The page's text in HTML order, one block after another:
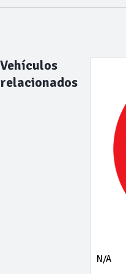
Vehículos
relacionados
N/A